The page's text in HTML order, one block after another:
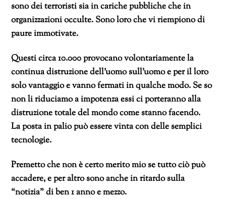
sono dei terroristi sia in cariche pubbliche che in
organizzazioni occulte. Sono loro che vi riempiono di
paure immotivate.
Questi circa 10.000 provocano volontariamente la
continua distruzione dell’uomo sull’uomo e per il loro
solo vantaggio e vanno fermati in qualche modo. Se so
non li riduciamo a impotenza essi ci porteranno alla
distruzione totale del mondo come stanno facendo.
La posta in palio può essere vinta con delle semplici
tecnologie.
Premetto che non è certo merito mio se tutto ciò può
accadere, e per altro sono anche in ritardo sulla
“notizia” di ben 1 anno e mezzo.